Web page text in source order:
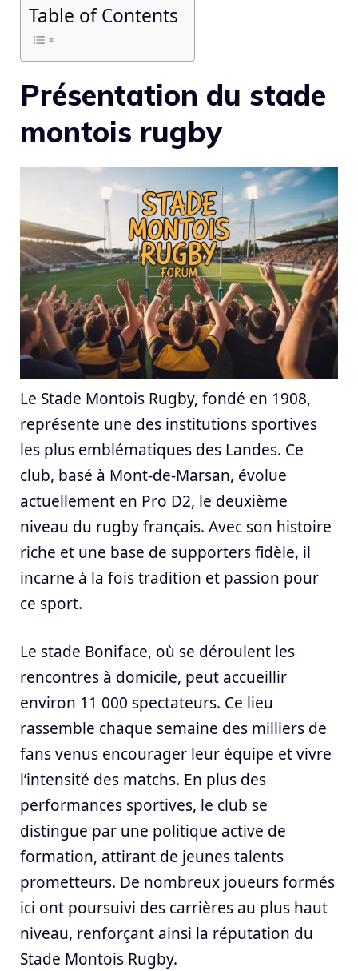
Table of Contents
Présentation du stade
montois rugby
Le Stade Montois Rugby, fondé en 1908,
représente une des institutions sportives
les plus emblématiques des Landes. Ce
club, basé à Mont-de-Marsan, évolue
actuellement en Pro D2, le deuxième
niveau du rugby français. Avec son histoire
riche et une base de supporters fidèle, il
incarne à la fois tradition et passion pour
ce sport.
Le stade Boniface, où se déroulent les
rencontres à domicile, peut accueillir
environ 11 000 spectateurs. Ce lieu
rassemble chaque semaine des milliers de
fans venus encourager leur équipe et vivre
l’intensité des matchs. En plus des
performances sportives, le club se
distingue par une politique active de
formation, attirant de jeunes talents
prometteurs. De nombreux joueurs formés
ici ont poursuivi des carrières au plus haut
niveau, renforçant ainsi la réputation du
Stade Montois Rugby.